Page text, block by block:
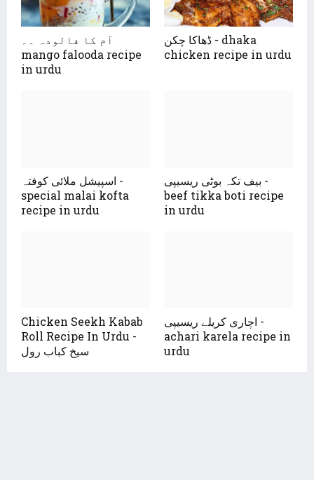
آم کا فالودہ ۔۔
mango falooda recipe
in urdu
ڈھاکا چکن - dhaka
chicken recipe in urdu
اسپیشل ملائی کوفتہ -
special malai kofta
recipe in urdu
بیف تکہ بوٹی ریسیپی -
beef tikka boti recipe
in urdu
Chicken Seekh Kabab
Roll Recipe In Urdu -
سیخ کباب رول
اچاری کریلے ریسیپی -
achari karela recipe in
urdu